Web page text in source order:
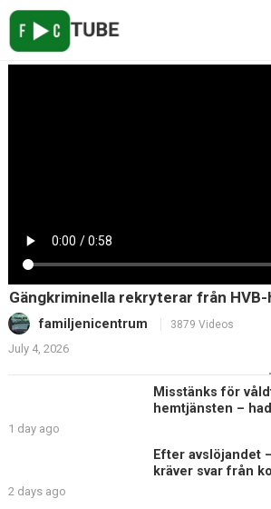
Gängkriminella rekryterar från
familjenicentrum 3879 Videos
July 4, 2026
Misstänks för
hemtjänsten –
1 day ago
Efter avslöjandet
kräver svar från
2 days ago